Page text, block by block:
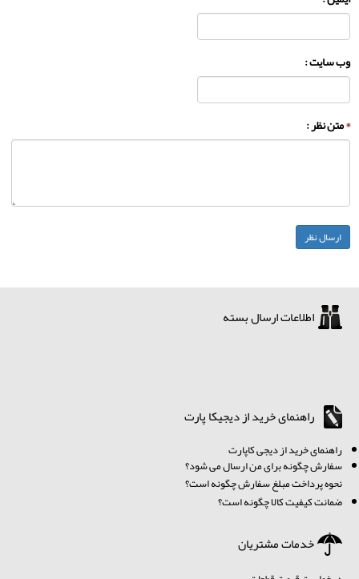
وب سایت :
*متن نظر :
اطلاعات ارسال بسته
راهنمای خرید از دیجیکا پارت
راهنمای خرید از دیجی کاپارت
سفارش چگونه برای من ارسال می شود؟
نحوه پرداخت مبلغ سفارش چگونه است؟
ضمانت کیفیت کالا چگونه است؟
خدمات مشتریان